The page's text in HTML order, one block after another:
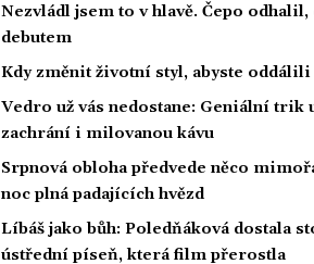
Nezvládl jsem to v hlavě. Čepo
debutem
Kdy změnit životní styl, abyste oddálili
Vedro už vás nedostane: Geniální trik
zachrání i milovanou kávu
Srpnová obloha předvede něco
noc plná padajících hvězd
Líbáš jako bůh: Poledňáková dostala
ústřední píseň, která film přerostla